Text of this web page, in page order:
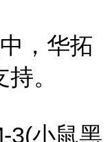
，华拓
。
3(小鼠黑